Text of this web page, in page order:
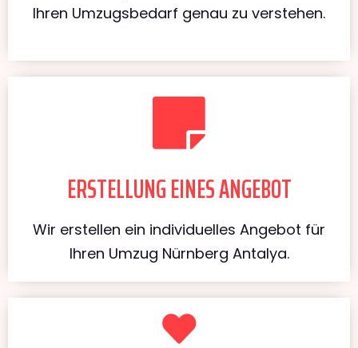
Ihren Umzugsbedarf genau zu verstehen.
ERSTELLUNG EINES ANGEBOT
Wir erstellen ein individuelles Angebot für
Ihren Umzug Nürnberg Antalya.